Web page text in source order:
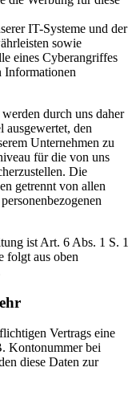
IT-Systeme und der
sowie
eines Cyberangriffes
Informationen
durch uns daher
ausgewertet, den
Unternehmen zu
für die von uns
Die
getrennt von allen
ist Art. 6 Abs. 1 S. 1
folgt aus oben
Vertrags eine
Kontonummer bei
diese Daten zur